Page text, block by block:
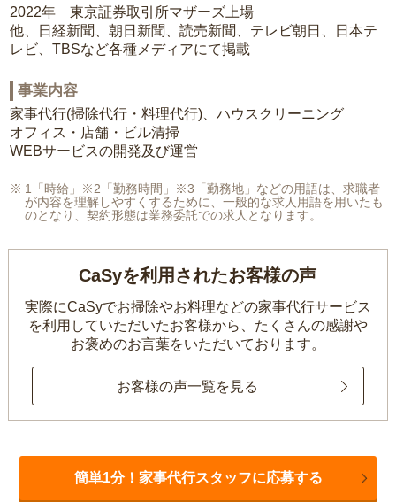
2022年 東京証券取引所マザーズ上場
他、日経新聞、朝日新聞、読売新聞、テレビ朝日、日本テ
レビ、TBSなど各種メディアにて掲載
事業内容
家事代行(掃除代行・料理代行)、ハウスクリーニング
オフィス・店舗・ビル清掃
WEBサービスの開発及び運営
1「時給」※2「勤務時間」※3「勤務地」などの用語は、求職者
が内容を理解しやすくするために、一般的な求人用語を用いたも
のとなり、契約形態は業務委託での求人となります。
CaSyを利用されたお客様の声
実際にCaSyでお掃除やお料理などの家事代行サービス
を利用していただいたお客様から、 たくさんの感謝や
お褒めのお言葉をいただいております。
お客様の声一覧を見る
簡単1分！家事代行スタッフに応募する